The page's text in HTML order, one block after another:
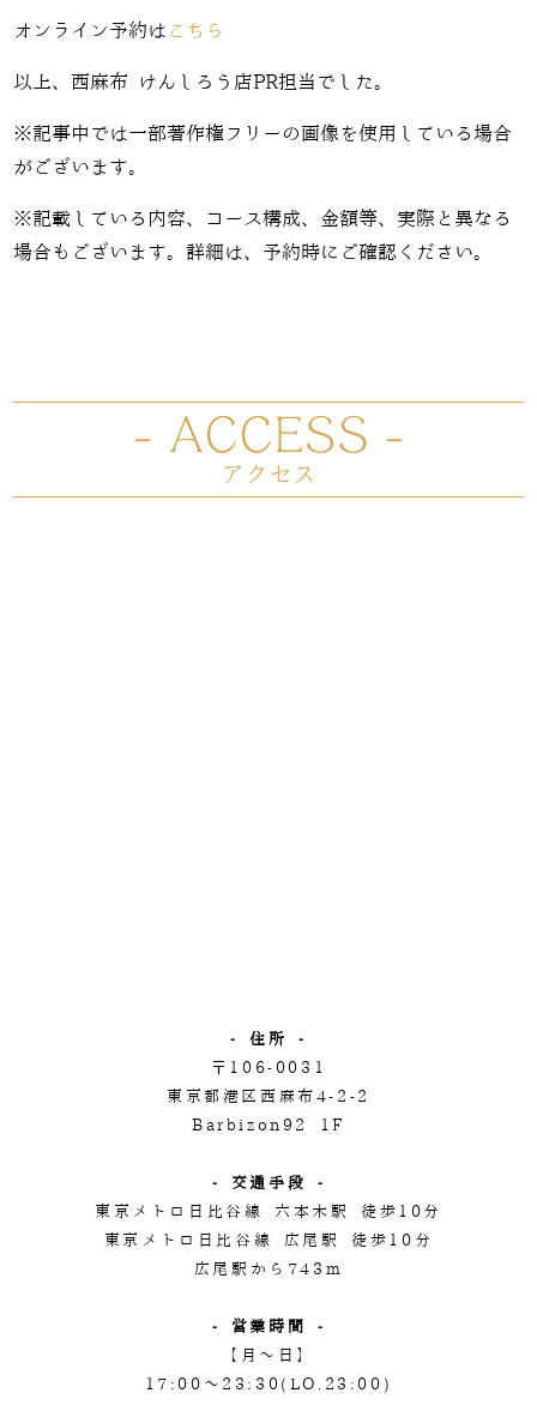
オンライン予約は こちら
以上、西麻布 けんしろう店PR担当でした。
※記事中では一部著作権フリーの画像を使用している場合
がございます。
※記載している内容、コース構成、金額等、実際と異なる
場合もございます。詳細は、予約時にご確認ください。
- 住所 -
〒106-0031
東京都港区西麻布4-2-2
Barbizon92 1F
- 交通手段 -
東京メトロ日比谷線 六本木駅 徒歩10分
東京メトロ日比谷線 広尾駅 徒歩10分
広尾駅から743m
- 営業時間 -
【月～日】
17:00～23:30(LO.23:00)